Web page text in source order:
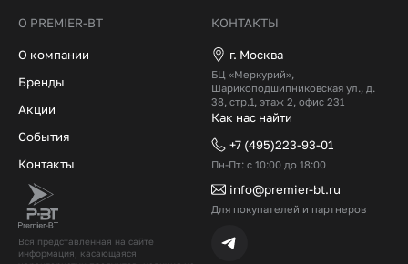
Вся представленная на сайте
информация, касающаяся
О PREMIER-BT
О компании
Бренды
Акции
События
Контакты
КОНТАКТЫ
г. Москва
БЦ «Меркурий»,
Шарикоподшипниковская ул., д.
38, стр.1, этаж 2, офис 231
Как нас найти
+7 (495)223-93-01
Пн-Пт: с 10:00 до 18:00
info@premier-bt.ru
Для покупателей и партнеров